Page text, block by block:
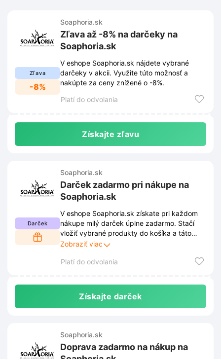
Zľava
-8%
Soaphoria.sk
Zľava až -8% na darčeky na
Soaphoria.sk
V eshope Soaphoria.sk nájdete vybrané
darčeky v akcii. Využite túto možnosť a
nakúpte za ceny znížené o -8%.
Platí do odvolania
Získajte zľavu
Darček
Soaphoria.sk
Darček zadarmo pri nákupe na
Soaphoria.sk
V eshope Soaphoria.sk získate pri každom
nákupe milý darček úplne zadarmo. Stačí
vložiť vybrané produkty do košíka a táto
drobnosť sa automaticky pribalí k
kozmetikou a vychutnajte si túto výhodu
Zobraziť viac
Platí do odvolania
Získajte darček
Soaphoria.sk
Doprava zadarmo na nákup na